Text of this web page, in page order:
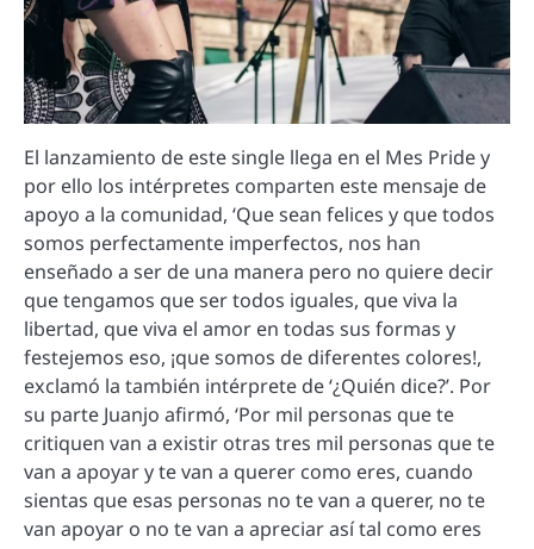
El lanzamiento de este single llega en el Mes Pride y
por ello los intérpretes comparten este mensaje de
apoyo a la comunidad, ‘Que sean felices y que todos
somos perfectamente imperfectos, nos han
enseñado a ser de una manera pero no quiere decir
que tengamos que ser todos iguales, que viva la
libertad, que viva el amor en todas sus formas y
festejemos eso, ¡que somos de diferentes colores!,
exclamó la también intérprete de ‘¿Quién dice?’. Por
su parte Juanjo afirmó, ‘Por mil personas que te
critiquen van a existir otras tres mil personas que te
van a apoyar y te van a querer como eres, cuando
sientas que esas personas no te van a querer, no te
van apoyar o no te van a apreciar así tal como eres